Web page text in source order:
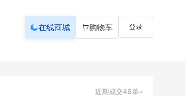
在线商城 购物车 登录
近期成交46单+